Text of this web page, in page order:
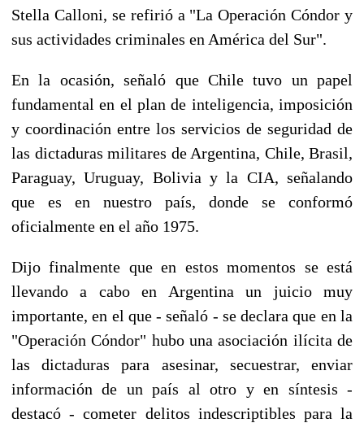
Stella Calloni, se refirió a "La Operación Cóndor y
sus actividades criminales en América del Sur".
En la ocasión, señaló que Chile tuvo un papel
fundamental en el plan de inteligencia, imposición
y coordinación entre los servicios de seguridad de
las dictaduras militares de Argentina, Chile, Brasil,
Paraguay, Uruguay, Bolivia y la CIA, señalando
que es en nuestro país, donde se conformó
oficialmente en el año 1975.
Dijo finalmente que en estos momentos se está
llevando a cabo en Argentina un juicio muy
importante, en el que - señaló - se declara que en la
"Operación Cóndor" hubo una asociación ilícita de
las dictaduras para asesinar, secuestrar, enviar
información de un país al otro y en síntesis -
destacó - cometer delitos indescriptibles para la